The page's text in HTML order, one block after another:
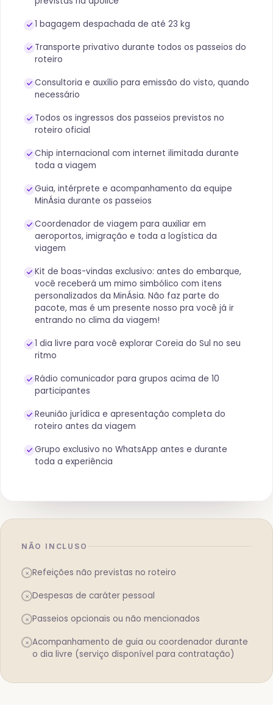
1 bagagem despachada de até 23 kg
Transporte privativo durante todos os passeios do
roteiro
Consultoria e auxílio para emissão do visto, quando
necessário
Todos os ingressos dos passeios previstos no
roteiro oficial
Chip internacional com internet ilimitada durante
toda a viagem
Guia, intérprete e acompanhamento da equipe
MinÁsia durante os passeios
Coordenador de viagem para auxiliar em
aeroportos, imigração e toda a logística da
viagem
Kit de boas-vindas exclusivo: antes do embarque,
você receberá um mimo simbólico com itens
personalizados da MinÁsia. Não faz parte do
pacote, mas é um presente nosso pra você já ir
entrando no clima da viagem!
1 dia livre para você explorar Coreia do Sul no seu
ritmo
Rádio comunicador para grupos acima de 10
participantes
Reunião jurídica e apresentação completa do
roteiro antes da viagem
Grupo exclusivo no WhatsApp antes e durante
toda a experiência
NÃO INCLUSO
× Refeições não previstas no roteiro
× Despesas de caráter pessoal
× Passeios opcionais ou não mencionados
× Acompanhamento de guia ou coordenador durante
o dia livre (serviço disponível para contratação)